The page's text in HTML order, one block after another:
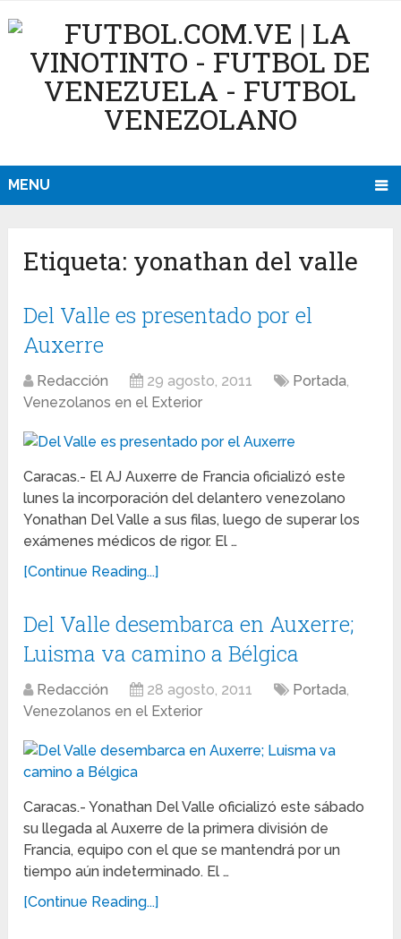
MENU
Etiqueta: yonathan del valle
Del Valle es presentado por el
Auxerre
Redacción 29 agosto, 2011 Portada,
Venezolanos en el Exterior
Caracas.- El AJ Auxerre de Francia oficializó este
lunes la incorporación del delantero venezolano
Yonathan Del Valle a sus filas, luego de superar los
exámenes médicos de rigor. El …
[Continue Reading...]
Del Valle desembarca en Auxerre;
Luisma va camino a Bélgica
Redacción 28 agosto, 2011 Portada,
Venezolanos en el Exterior
Caracas.- Yonathan Del Valle oficializó este sábado
su llegada al Auxerre de la primera división de
Francia, equipo con el que se mantendrá por un
tiempo aún indeterminado. El …
[Continue Reading...]